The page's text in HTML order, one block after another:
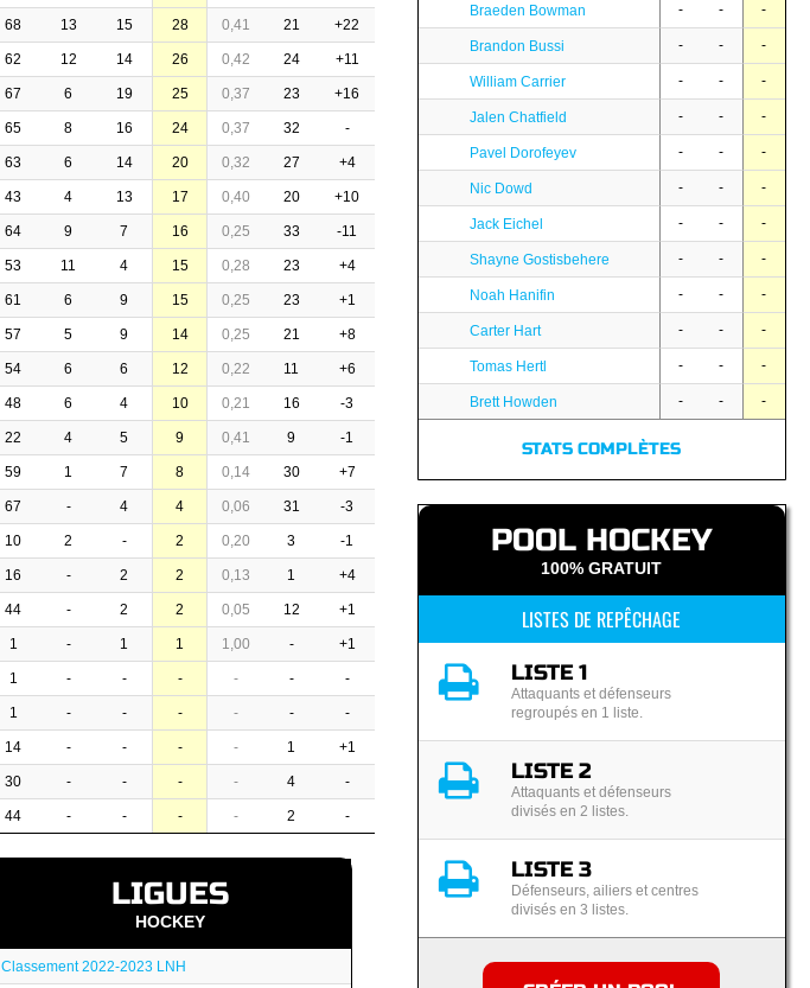
68 13 15 28 0,41 21 +22
62 12 14 26 0,42 24 +11
67 6 19 25 0,37 23 +16
65 8 16 24 0,37 32 -
63 6 14 20 0,32 27 +4
43 4 13 17 0,40 20 +10
64 9 7 16 0,25 33 -11
53 11 4 15 0,28 23 +4
61 6 9 15 0,25 23 +1
57 5 9 14 0,25 21 +8
54 6 6 12 0,22 11 +6
48 6 4 10 0,21 16 -3
22 4 5 9 0,41 9 -1
59 1 7 8 0,14 30 +7
67 - 4 4 0,06 31 -3
10 2 - 2 0,20 3 -1
16 - 2 2 0,13 1 +4
44 - 2 2 0,05 12 +1
1 - 1 1 1,00 - +1
1 - - - - - -
1 - - - - - -
14 - - - - 1 +1
30 - - - - 4 -
44 - - - - 2 -
LIGUES
HOCKEY
Classement 2022-2023 LNH
Braeden Bowman - - -
Brandon Bussi - - -
William Carrier - - -
Jalen Chatfield - - -
Pavel Dorofeyev - - -
Nic Dowd - - -
Jack Eichel - - -
Shayne Gostisbehere - - -
Noah Hanifin - - -
Carter Hart - - -
Tomas Hertl - - -
Brett Howden - - -
STATS COMPLÈTES
POOL HOCKEY
100% GRATUIT
LISTES DE REPÊCHAGE
LISTE 1
Attaquants et défenseurs
regroupés en 1 liste.
LISTE 2
Attaquants et défenseurs
divisés en 2 listes.
LISTE 3
Défenseurs, ailiers et centres
divisés en 3 listes.